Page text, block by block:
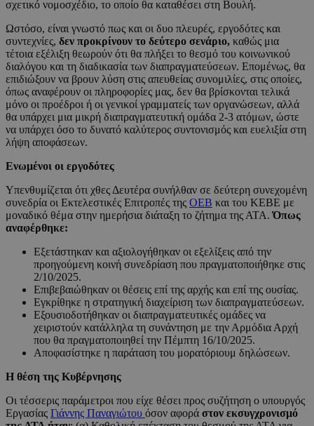
σχετικό νομοσχέδιο, το οποίο θα καταθέσει στη Βουλή.
Ωστόσο, είναι γνωστό πως και οι δυο πλευρές, εργοδότες και
συντεχνίες, δεν προκρίνουν το δεύτερο σενάριο, καθώς μια
τέτοια εξέλιξη θεωρούν ότι θα πλήξει το θεσμό του κοινωνικού
διαλόγου και τη διαδικασία των διαπραγματεύσεων. Επομένως, θα
επιδιώξουν να βρουν λύση στις απευθείας συνομιλίες, στις οποίες,
όπως αναφέρουν οι πληροφορίες μας, δεν θα βρίσκονται τελικά
μόνο οι προέδροι ή οι γενικοί γραμματείς των οργανώσεων, αλλά
θα υπάρχει μια μικρή διαπραγματευτική ομάδα 2-3 ατόμων, ώστε
να υπάρχει όσο το δυνατό καλύτερος συντονισμός και ευελιξία στη
λήψη αποφάσεων.
Ενωμένοι οι εργοδότες
Υπενθυμίζεται ότι χθες Δευτέρα συνήλθαν σε δεύτερη συνεχομένη
συνεδρία οι Εκτελεστικές Επιτροπές της ΟΕΒ και του ΚΕΒΕ με
μοναδικό θέμα στην ημερήσια διάταξη το ζήτημα της ΑΤΑ.Όπως
αναφέρθηκε:
Εξετάστηκαν και αξιολογήθηκαν οι εξελίξεις από την
προηγούμενη κοινή συνεδρίαση που πραγματοποιήθηκε στις
2/10/2025.
Επιβεβαιώθηκαν οι θέσεις επί της αρχής και επί της ουσίας.
Εγκρίθηκε η στρατηγική διαχείριση των διαπραγματεύσεων.
Εξουσιοδοτήθηκαν οι διαπραγματευτικές ομάδες να
χειριστούν κατάλληλα τη συνάντηση με την Αρμόδια Αρχή
που θα πραγματοποιηθεί την Πέμπτη 16/10/2025.
Αποφασίστηκε η παράταση του μορατόριουμ δηλώσεων.
Η θέση της Κυβέρνησης
Οι τέσσερις παράμετροι που είχε θέσει προς συζήτηση ο υπουργός
Εργασίας Γιάννης Παναγιώτου όσον αφορά στον εκσυγχρονισμό